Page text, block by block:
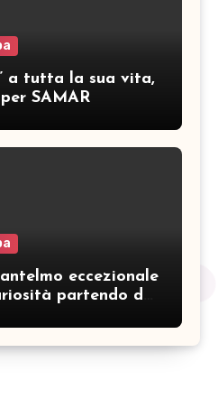
a tutta la sua vita,
SAMAR
eccezionale
partendo da